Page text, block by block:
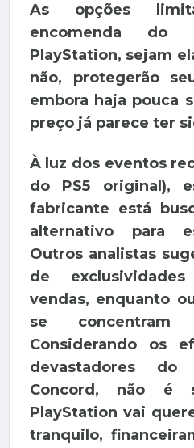
As opções
encomenda do
PlayStation, sejam
não, protegerão
embora haja pouca
preço já parece ter
À luz dos eventos
do PS5 original),
fabricante está
alternativo para
Outros analistas
de
vendas, enquanto
se
Considerando os
devastadores do
Concord, não é
PlayStation vai
tranquilo,